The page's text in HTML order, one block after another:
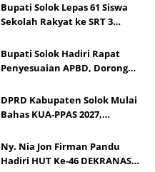
Bupati Solok Lepas 61 Siswa
Sekolah Rakyat ke SRT 3
Bupati Solok Hadiri Rapat
Penyesuaian APBD, Dorong
Pascabencana
DPRD Kabupaten Solok Mulai
Bahas KUA-PPAS 2027,
Diproyeksikan Rp1,14 Triliun
Ny. Nia Jon Firman Pandu
Hadiri HUT Ke-46 DEKRANAS,